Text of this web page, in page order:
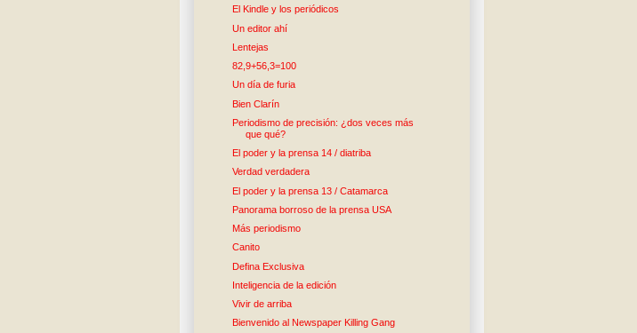
El Kindle y los periódicos
Un editor ahí
Lentejas
82,9+56,3=100
Un día de furia
Bien Clarín
Periodismo de precisión: ¿dos veces más
que qué?
El poder y la prensa 14 / diatriba
Verdad verdadera
El poder y la prensa 13 / Catamarca
Panorama borroso de la prensa USA
Más periodismo
Canito
Defina Exclusiva
Inteligencia de la edición
Vivir de arriba
Bienvenido al Newspaper Killing Gang